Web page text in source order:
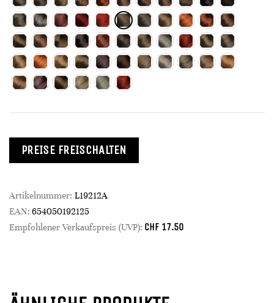
PREISE FREISCHALTEN
Artikelnummer: L19212A
EAN: 654050192125
Empfohlener Verkaufspreis (UVP): CHF 17.50